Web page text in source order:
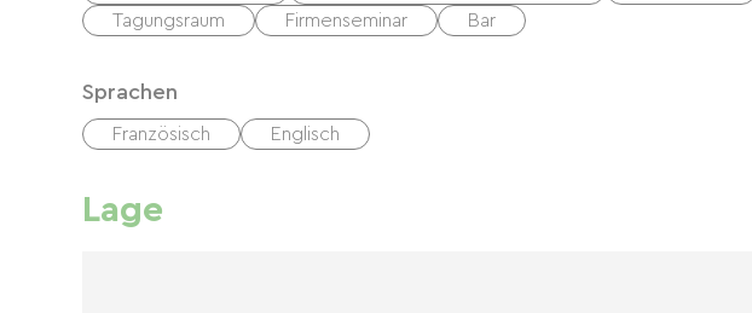
Tagungsraum
Firmenseminar Bar
Sprachen
Französisch Englisch
Lage